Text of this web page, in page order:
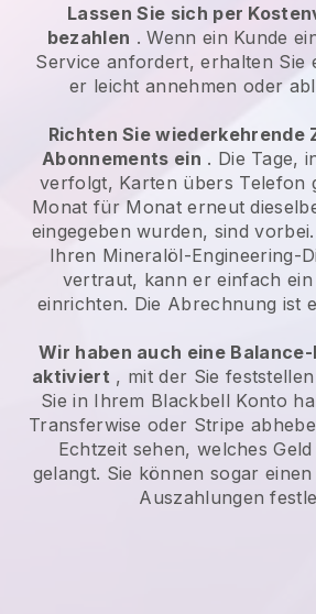
Lassen Sie sich per
bezahlen . Wenn ein Kunde
Service anfordert, erhalten Sie
er leicht annehmen oder
Richten Sie wiederkehrende
Abonnements ein . Die Tage,
verfolgt, Karten übers Telefon
Monat für Monat erneut
eingegeben wurden, sind vorbei.
Ihren Mineralöl-Engineering-
vertraut, kann er einfach
einrichten. Die Abrechnung ist
Wir haben auch eine Balance-
aktiviert , mit der Sie
Sie in Ihrem Blackbell Konto
Transferwise oder Stripe
Echtzeit sehen, welches
gelangt. Sie können sogar
Auszahlungen